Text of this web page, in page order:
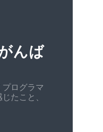
んば
ログラマ
たこと、